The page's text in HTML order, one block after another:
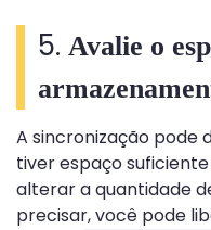
5. Avalie o
A sincronização pode
tiver espaço
alterar a quantidade
precisar, você pode